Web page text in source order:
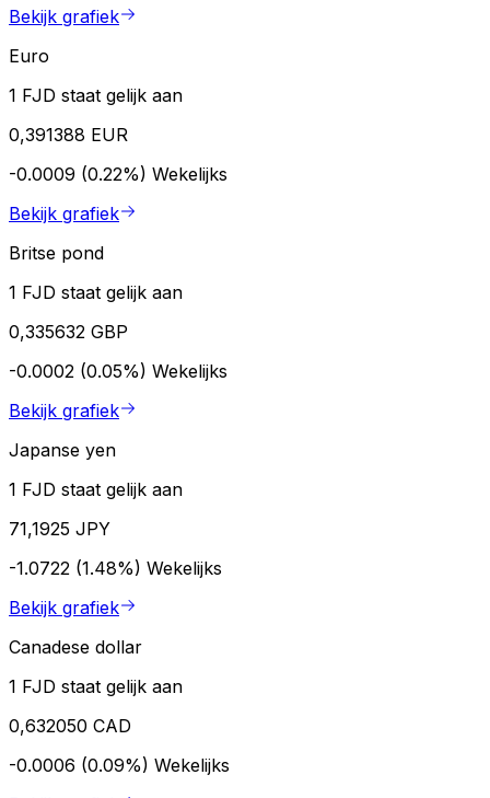
Bekijk grafiek
Euro
1 FJD staat gelijk aan
0,391388 EUR
-0.0009 (0.22%) Wekelijks
Bekijk grafiek
Britse pond
1 FJD staat gelijk aan
0,335632 GBP
-0.0002 (0.05%) Wekelijks
Bekijk grafiek
Japanse yen
1 FJD staat gelijk aan
71,1925 JPY
-1.0722 (1.48%) Wekelijks
Bekijk grafiek
Canadese dollar
1 FJD staat gelijk aan
0,632050 CAD
-0.0006 (0.09%) Wekelijks